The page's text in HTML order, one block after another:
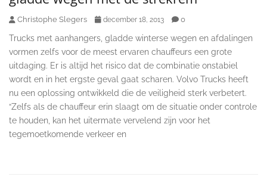
Christophe Slegers december 18, 2013 0
Trucks met aanhangers, gladde winterse wegen en afdalingen
vormen zelfs voor de meest ervaren chauffeurs een grote
uitdaging. Er is altijd het risico dat de combinatie onstabiel
wordt en in het ergste geval gaat scharen. Volvo Trucks heeft
nu een oplossing ontwikkeld die de veiligheid sterk verbetert.
“Zelfs als de chauffeur erin slaagt om de situatie onder controle
te houden, kan het uitermate vervelend zijn voor het
tegemoetkomende verkeer en